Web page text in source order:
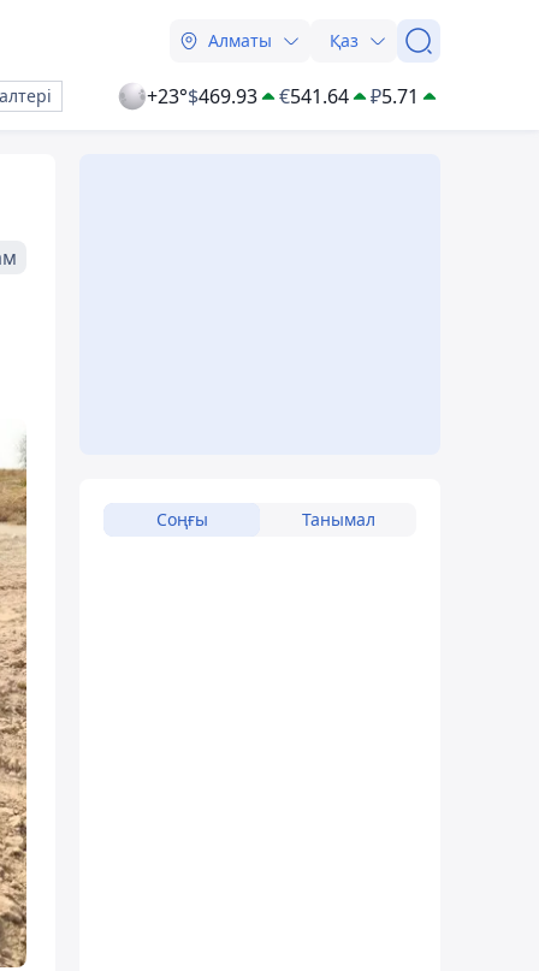
Алматы Қаз
+23°$469.93 €541.64 ₽5.71
Соңғы Танымал